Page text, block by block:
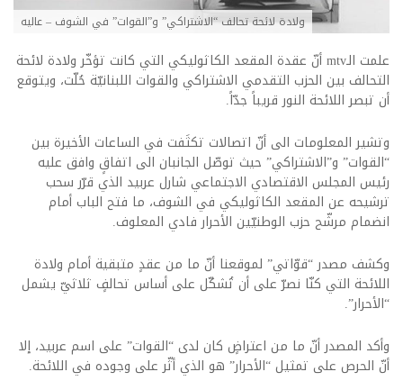
ولادة لائحة تحالف “الاشتراكي” و”القوات” في الشوف – عاليه
علمت الـmtv أنّ عقدة المقعد الكاثوليكي التي كانت تؤخّر ولادة لائحة
التحالف بين الحزب التقدمي الاشتراكي والقوات اللبنانيّة حُلّت، ويتوقع
أن تبصر اللائحة النور قريباً جدّاً.
وتشير المعلومات الى أنّ اتصالات تكثَفت في الساعات الأخيرة بين
“القوات” و”الاشتراكي” حيث توصّل الجانبان الى اتفاقٍ وافق عليه
رئيس المجلس الاقتصادي الاجتماعي شارل عربيد الذي قرّر سحب
ترشيحه عن المقعد الكاثوليكي في الشوف، ما فتح الباب أمام
انضمام مرشّح حزب الوطنيّين الأحرار فادي المعلوف.
وكشف مصدر “قوّاتي” لموقعنا أنّ ما من عقدٍ متبقية أمام ولادة
اللائحة التي كنّا نصرّ على أن تُشكّل على أساس تحالفٍ ثلاثيّ يشمل
“الأحرار”.
وأكد المصدر أنّ ما من اعتراضٍ كان لدى “القوات” على اسم عربيد، إلا
أنّ الحرص على تمثيل “الأحرار” هو الذي أثّر على وجوده في اللائحة.